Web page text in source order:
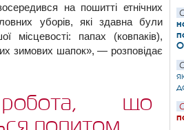
на пошитті етнічних
уборів, які здавна були
місцевості: папах (ковпаків),
зимових шапок», — розповідає
що